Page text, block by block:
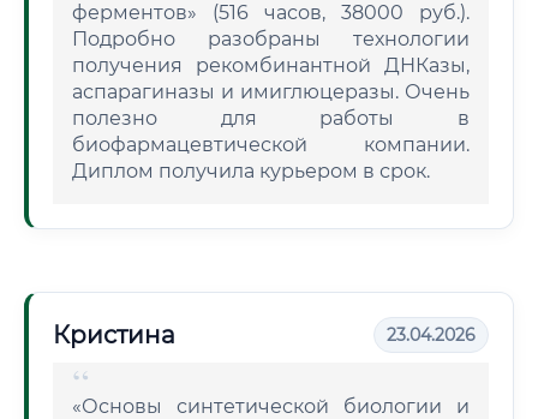
ферментов» (516 часов, 38000 руб.).
Подробно разобраны технологии
получения рекомбинантной ДНКазы,
аспарагиназы и имиглюцеразы. Очень
полезно для работы в
биофармацевтической компании.
Диплом получила курьером в срок.
Кристина 23.04.2026
«Основы синтетической биологии и